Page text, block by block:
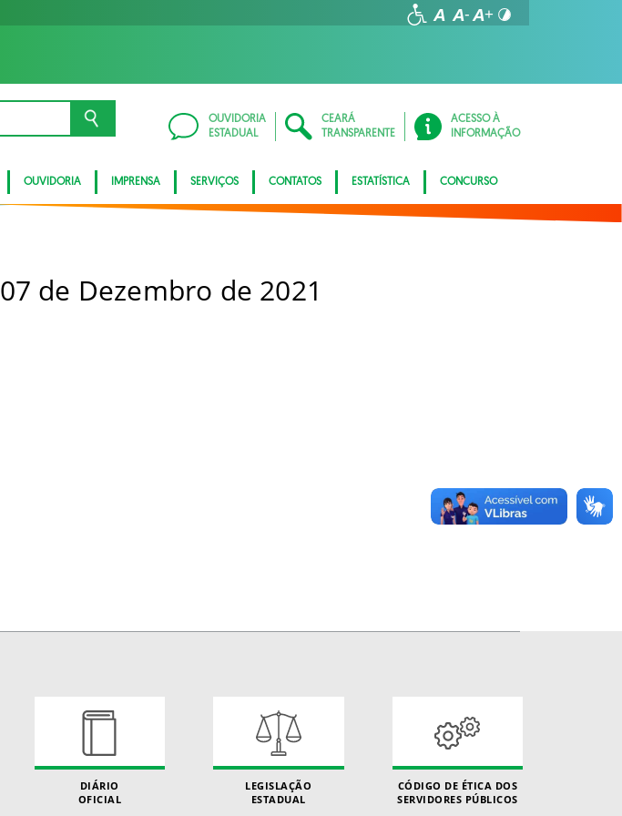
OUVIDORIA
ESTADUAL
CEARÁ
TRANSPARENTE
ACESSO À
INFORMAÇÃO
OUVIDORIA IMPRENSA SERVIÇOS CONTATOS ESTATÍSTICA CONCURSO
07 de Dezembro de 2021
DIÁRIO
OFICIAL
LEGISLAÇÃO
ESTADUAL
CÓDIGO DE ÉTICA DOS
SERVIDORES PÚBLICOS